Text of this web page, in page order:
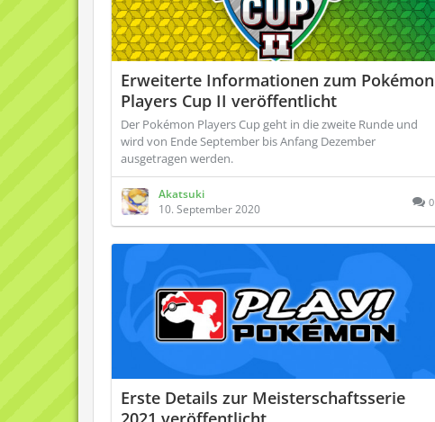
Erweiterte Informationen zum Pokémon
Players Cup II veröffentlicht
Der Pokémon Players Cup geht in die zweite Runde und
wird von Ende September bis Anfang Dezember
ausgetragen werden.
Akatsuki
10. September 2020
0
Erste Details zur Meisterschaftsserie